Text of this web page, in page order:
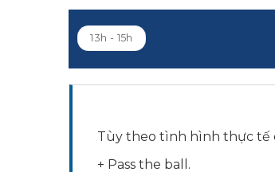
13h - 15h
Tùy theo tình hình thực tế
+ Pass the ball.